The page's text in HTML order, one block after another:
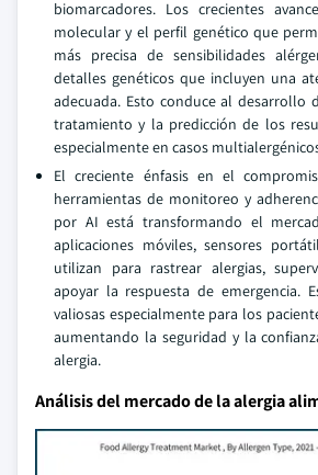
biomarcadores. Los crecientes
molecular y el perfil genético que
más precisa de sensibilidades
detalles genéticos que incluyen una
adecuada. Esto conduce al desarrollo
tratamiento y la predicción de los
especialmente en casos
El creciente énfasis en el
herramientas de monitoreo y
por AI está transformando el
aplicaciones móviles, sensores
utilizan para rastrear alergias,
apoyar la respuesta de emergencia.
valiosas especialmente para los
aumentando la seguridad y la
alergia.
Análisis del mercado de la alergia